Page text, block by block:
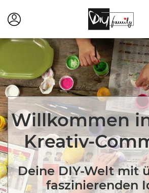
Willkommen
Kreativ-
Deine DIY-Welt mit
faszinierenden